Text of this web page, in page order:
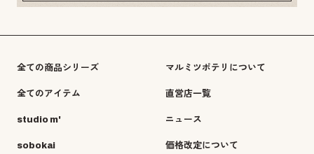
全ての商品シリーズ
全てのアイテム
studio m'
sobokai
マルミツポテリについて
直営店一覧
ニュース
価格改定について